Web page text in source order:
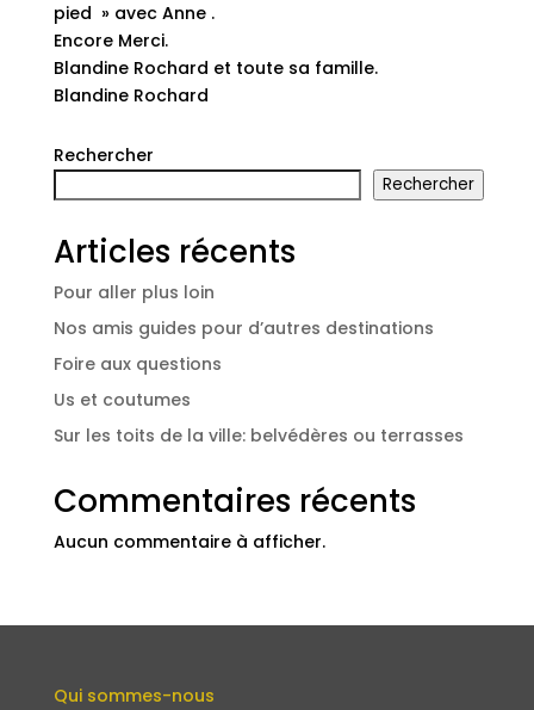
pied » avec Anne .
Encore Merci.
Blandine Rochard et toute sa famille.
Blandine Rochard
Rechercher
Rechercher
Articles récents
Pour aller plus loin
Nos amis guides pour d’autres destinations
Foire aux questions
Us et coutumes
Sur les toits de la ville: belvédères ou terrasses
Commentaires récents
Aucun commentaire à afficher.
Qui sommes-nous